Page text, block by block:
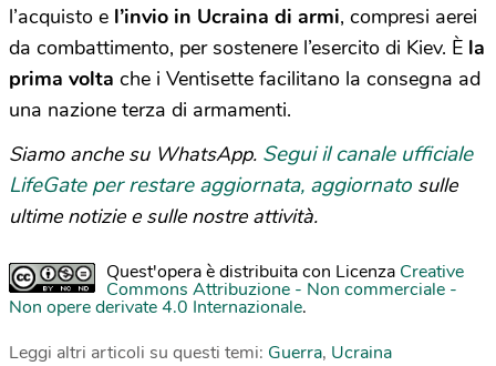
l’acquisto e l’invio in Ucraina di armi, compresi aerei
da combattimento, per sostenere l’esercito di Kiev. È la
prima volta che i Ventisette facilitano la consegna ad
una nazione terza di armamenti.
Siamo anche su WhatsApp. Segui il canale ufficiale
LifeGate per restare aggiornata, aggiornato sulle
ultime notizie e sulle nostre attività.
Quest'opera è distribuita con Licenza Creative
Commons Attribuzione - Non commerciale -
Non opere derivate 4.0 Internazionale.
Leggi altri articoli su questi temi: Guerra, Ucraina